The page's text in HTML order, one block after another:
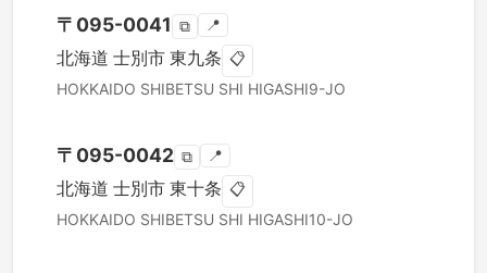
〒 095-0041 ⧉ 📍
北海道 士別市 東九条 📋
HOKKAIDO SHIBETSU SHI HIGASHI9-JO
〒 095-0042 ⧉ 📍
北海道 士別市 東十条 📋
HOKKAIDO SHIBETSU SHI HIGASHI10-JO